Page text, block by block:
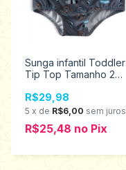
Sunga infantil Toddler
Tip Top Tamanho 2
R$29,98
5 x de R$6,00 sem juros
R$25,48 no Pix